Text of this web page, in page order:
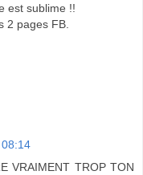
est sublime !!
2 pages FB.
VRAIMENT TROP TON